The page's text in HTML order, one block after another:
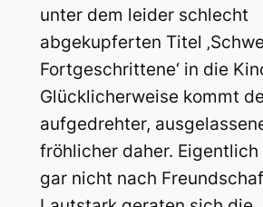
unter dem leider schlecht
abgekupferten Titel
Fortgeschrittene‘ in die
Glücklicherweise kommt
aufgedrehter,
fröhlicher daher.
gar nicht nach